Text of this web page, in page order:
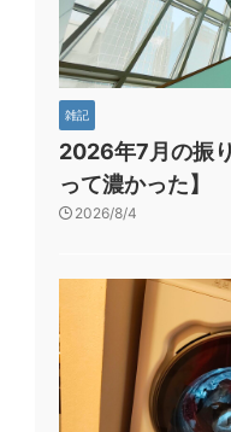
雑記
2026年7月の振
って濃かった】
2026/8/4